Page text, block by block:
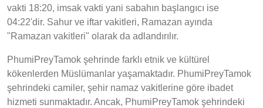
vakti 18:20, imsak vakti yani sabahın başlangıcı ise
04:22'dir. Sahur ve iftar vakitleri, Ramazan ayında
"Ramazan vakitleri" olarak da adlandırılır.
PhumiPreyTamok şehrinde farklı etnik ve kültürel
kökenlerden Müslümanlar yaşamaktadır. PhumiPreyTamok
şehrindeki camiler, şehir namaz vakitlerine göre ibadet
hizmeti sunmaktadır. Ancak, PhumiPreyTamok şehrindeki